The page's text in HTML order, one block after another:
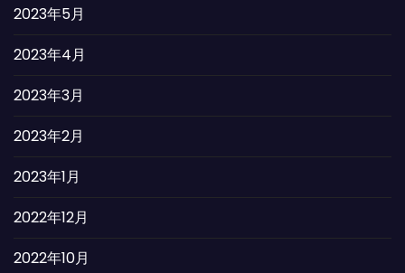
2023年5月
2023年4月
2023年3月
2023年2月
2023年1月
2022年12月
2022年10月